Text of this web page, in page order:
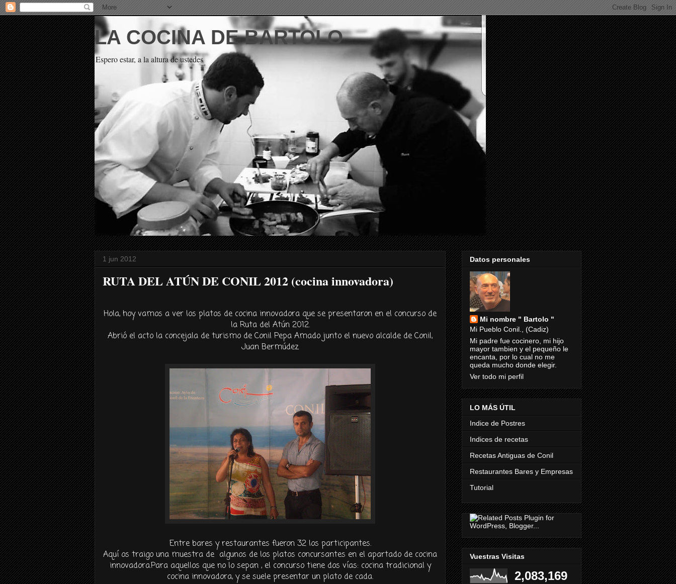
LA COCINA DE BARTOLO
Espero estar, a la altura de ustedes
1 jun 2012
RUTA DEL ATÚN DE CONIL 2012 (cocina innovadora)
Hola, hoy vamos a ver los platos de cocina innovadora que se presentaron en el concurso de
la Ruta del Atún 2012.
Abrió el acto la concejala de turismo de Conil Pepa Amado junto el nuevo alcalde de Conil,
Juan Bermúdez
Entre bares y restaurantes fueron 32 los participantes.
Aquí os traigo una muestra de algunos de los platos concursantes en el apartado de cocina
innovadora.Para aquellos que no lo sepan , el concurso tiene dos vías: cocina tradicional y
cocina innovadora, y se suele presentar un plato de cada.
Datos personales
Mi nombre " Bartolo "
Mi Pueblo Conil., (Cadiz)
Mi padre fue cocinero, mi hijo
mayor tambien y el pequeño le
encanta, por lo cual no me
queda mucho donde elegir.
Ver todo mi perfil
LO MÁS ÚTIL
Indice de Postres
Indices de recetas
Recetas Antiguas de Conil
Restaurantes Bares y Empresas
Tutorial
Vuestras Visitas
2,083,169